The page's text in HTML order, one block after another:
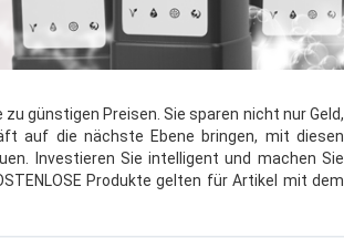
zu günstigen Preisen. Sie sparen nicht nur Geld,
auf die nächste Ebene bringen, mit diesen
Investieren Sie intelligent und machen Sie
Produkte gelten für Artikel mit dem